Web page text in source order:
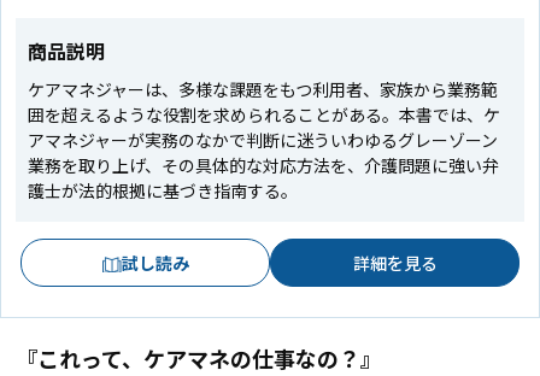
商品説明
ケアマネジャーは、多様な課題をもつ利用者、家族から業務範
囲を超えるような役割を求められることがある。本書では、ケ
アマネジャーが実務のなかで判断に迷ういわゆるグレーゾーン
業務を取り上げ、その具体的な対応方法を、介護問題に強い弁
護士が法的根拠に基づき指南する。
試し読み 詳細を見る
『これって、ケアマネの仕事なの？』